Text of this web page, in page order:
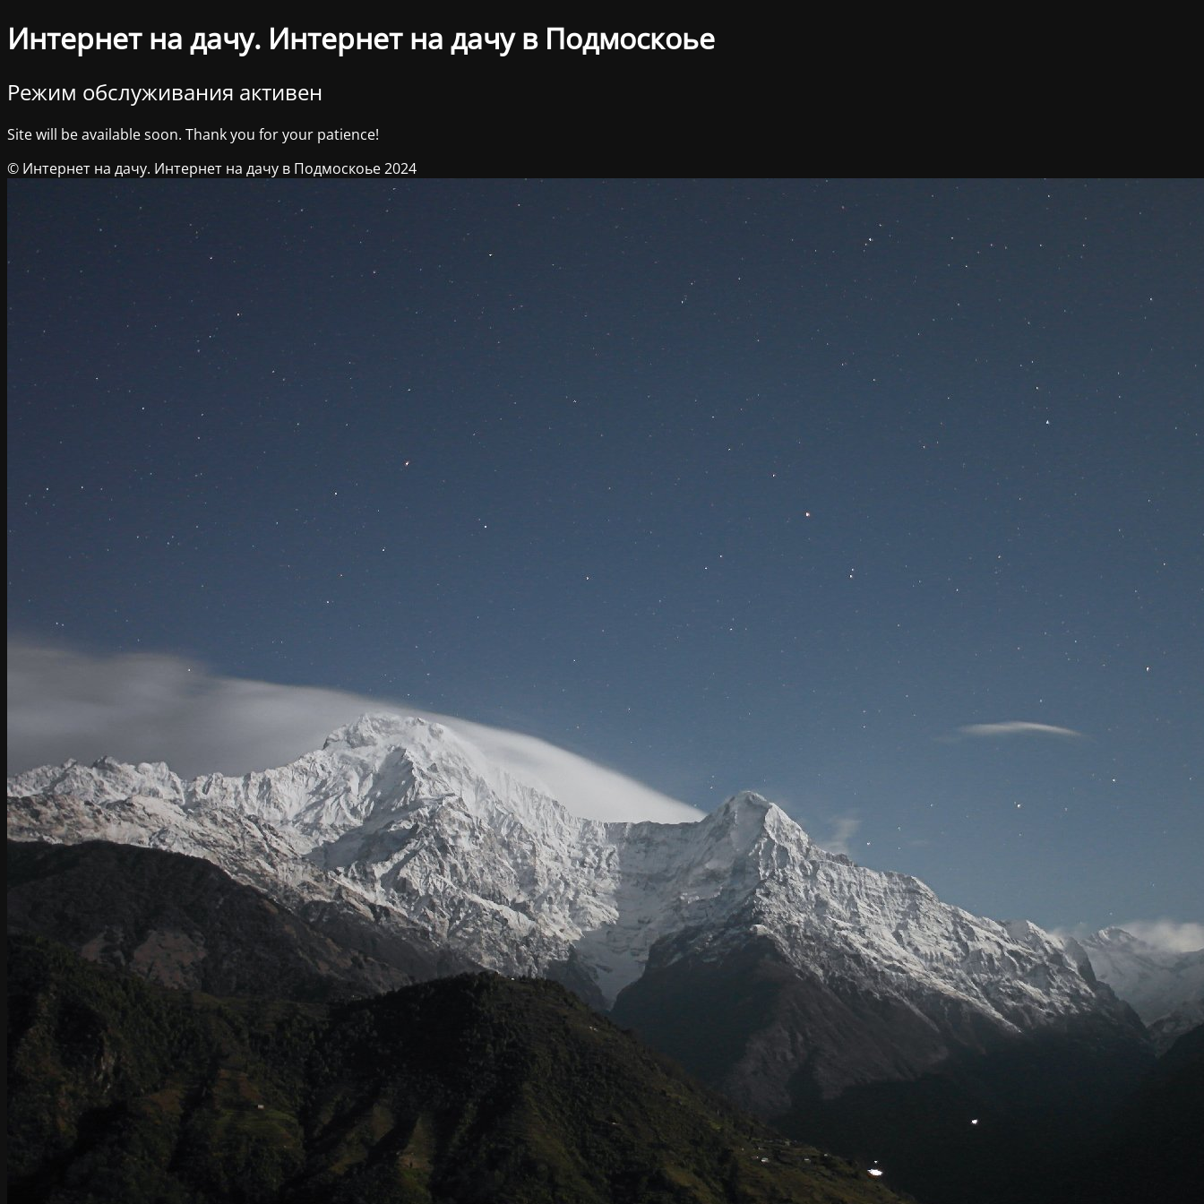
Интернет на дачу. Интернет на дачу в Подмоскоье
Режим обслуживания активен
Site will be available soon. Thank you for your patience!
© Интернет на дачу. Интернет на дачу в Подмоскоье 2024